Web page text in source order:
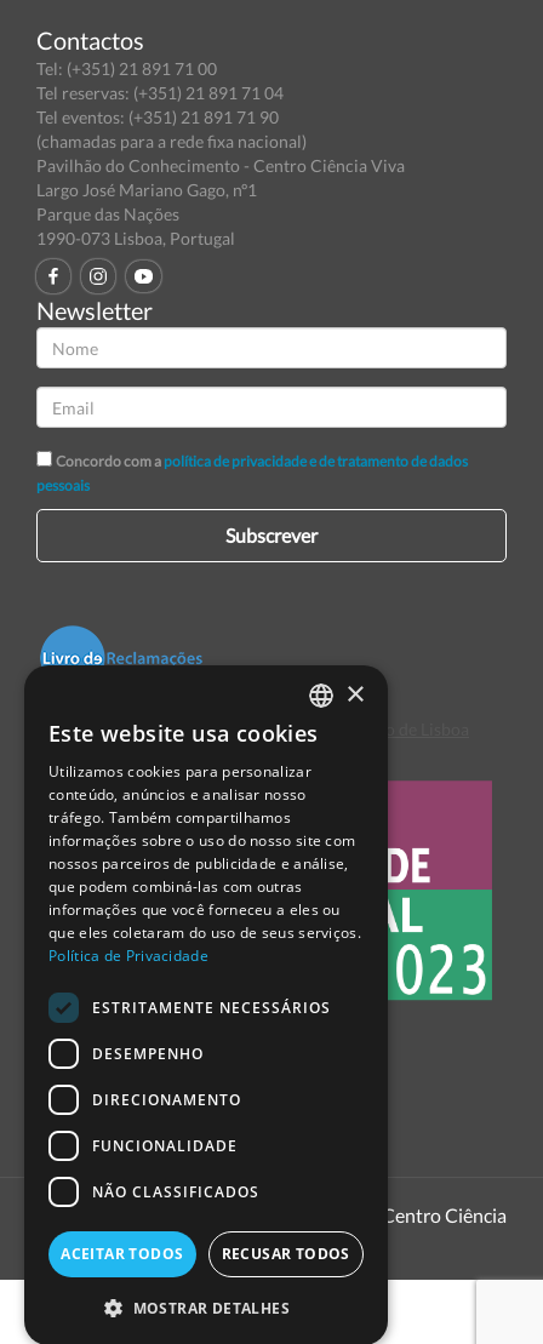
Contactos
Tel: (+351) 21 891 71 00
Tel reservas: (+351) 21 891 71 04
Tel eventos: (+351) 21 891 71 90
(chamadas para a rede fixa nacional)
Pavilhão do Conhecimento - Centro Ciência Viva
Largo José Mariano Gago, nº1
Parque das Nações
1990-073 Lisboa, Portugal
Newsletter
Concordo com a política de privacidade e de tratamento de dados
pessoais
Subscrever
Centro de Arbitragem de Conflitos de Consumo de Lisboa
1999 - 2026
Pavilhão do Conhecimento | Centro Ciência
PORTUGUESE
ENGLISH
SPANISH
×
Este website usa cookies
Utilizamos cookies para personalizar
conteúdo, anúncios e analisar nosso
tráfego. Também compartilhamos
informações sobre o uso do nosso site com
nossos parceiros de publicidade e análise,
que podem combiná-las com outras
informações que você forneceu a eles ou
que eles coletaram do uso de seus serviços.
Política de Privacidade
ESTRITAMENTE NECESSÁRIOS
DESEMPENHO
DIRECIONAMENTO
FUNCIONALIDADE
NÃO CLASSIFICADOS
ACEITAR TODOS RECUSAR TODOS
MOSTRAR DETALHES